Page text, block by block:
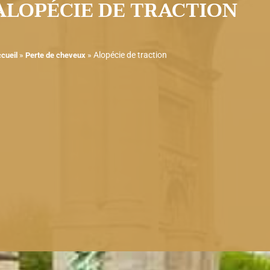
DE TRACTION
» Perte de cheveux» Alopécie de traction